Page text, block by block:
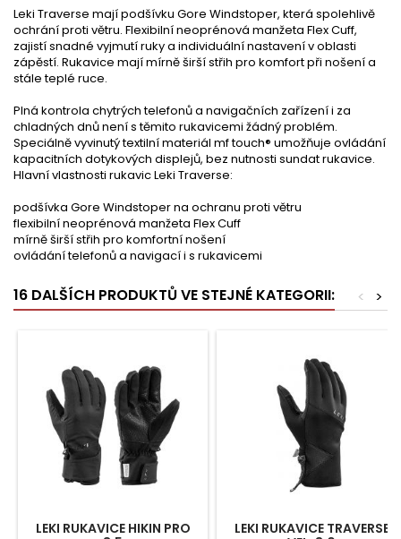
Leki Traverse mají podšívku Gore Windstoper, která spolehlivě
ochrání proti větru. Flexibilní neoprénová manžeta Flex Cuff,
zajistí snadné vyjmutí ruky a individuální nastavení v oblasti
zápěstí. Rukavice mají mírně širší střih pro komfort při nošení a
stále teplé ruce.
Plná kontrola chytrých telefonů a navigačních zařízení i za
chladných dnů není s těmito rukavicemi žádný problém.
Speciálně vyvinutý textilní materiál mf touch® umožňuje ovládání
kapacitních dotykových displejů, bez nutnosti sundat rukavice.
Hlavní vlastnosti rukavic Leki Traverse:
podšívka Gore Windstoper na ochranu proti větru
flexibilní neoprénová manžeta Flex Cuff
mírně širší střih pro komfortní nošení
ovládání telefonů a navigací i s rukavicemi
16 DALŠÍCH PRODUKTŮ VE STEJNÉ KATEGORII: >
<
LEKI RUKAVICE HIKIN PRO
LEKI RUKAVICE TRAVERSE